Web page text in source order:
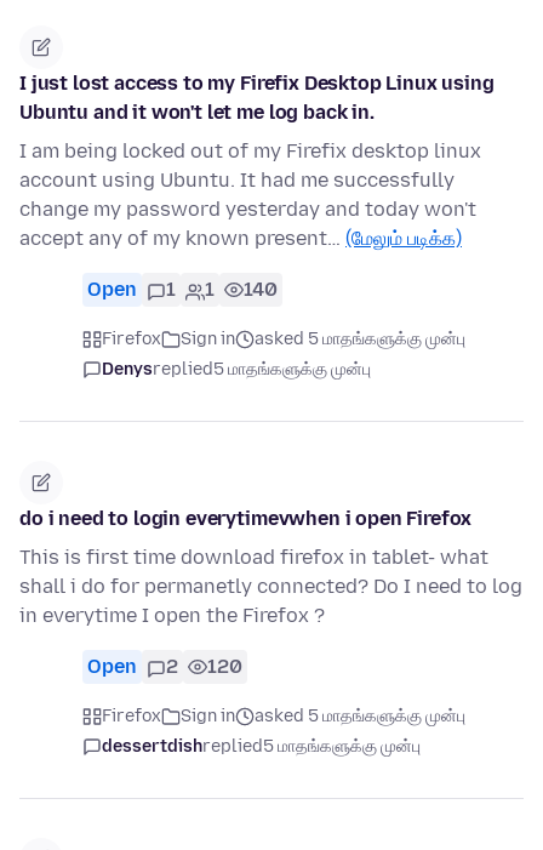
I just lost access to my Firefix Desktop Linux using
Ubuntu and it won't let me log back in.
I am being locked out of my Firefix desktop linux
account using Ubuntu. It had me successfully
change my password yesterday and today won't
accept any of my known present… (மேலும் படிக்க)
Open 1 1 140
Firefox Sign in
asked 5 மாதங்களுக்கு முன்பு
Denysreplied5 மாதங்களுக்கு முன்பு
do i need to login everytimevwhen i open Firefox
This is first time download firefox in tablet- what
shall i do for permanetly connected? Do I need to log
in everytime I open the Firefox ?
Open 2 120
Firefox Sign in
asked 5 மாதங்களுக்கு முன்பு
dessertdishreplied5 மாதங்களுக்கு முன்பு